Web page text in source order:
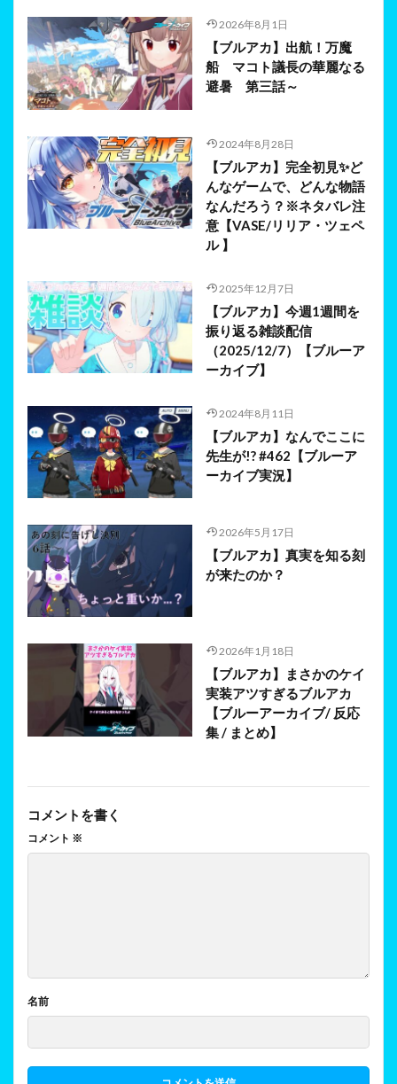
2026年8月1日
【ブルアカ】出航！万魔
船 マコト議長の華麗なる
避暑 第三話～
2024年8月28日
【ブルアカ】完全初見✨ど
んなゲームで、どんな物語
なんだろう？※ネタバレ注
意【VASE/リリア・ツェペ
ル 】
2025年12月7日
【ブルアカ】今週1週間を
振り返る雑談配信
（2025/12/7）【ブルーア
ーカイブ】
2024年8月11日
【ブルアカ】なんでここに
先生が!? #462【ブルーア
ーカイブ実況】
2026年5月17日
【ブルアカ】真実を知る刻
が来たのか？
2026年1月18日
【ブルアカ】まさかのケイ
実装アツすぎるブルアカ
【ブルーアーカイブ/ 反応
集 / まとめ】
コメントを書く
コメント ※
名前